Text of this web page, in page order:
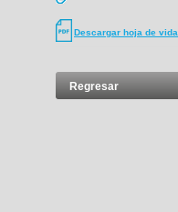
Descargar hoja de vida
Regresar